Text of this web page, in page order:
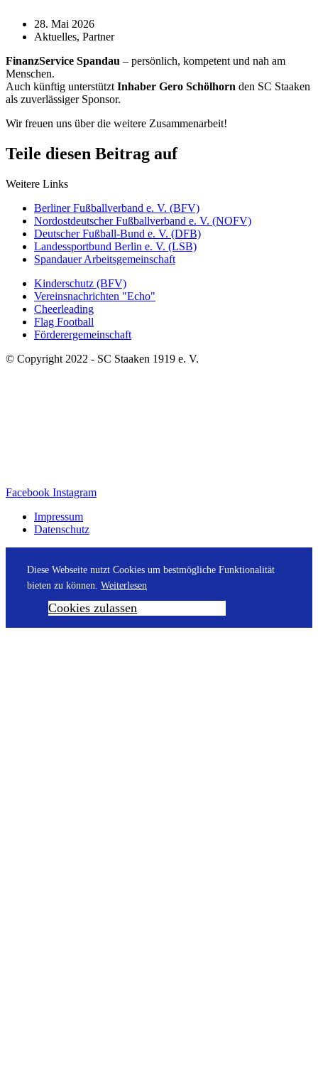
28. Mai 2026
Aktuelles, Partner
FinanzService Spandau – persönlich, kompetent und nah am
Menschen.
Auch künftig unterstützt Inhaber Gero Schölhorn den SC Staaken
als zuverlässiger Sponsor.
Wir freuen uns über die weitere Zusammenarbeit!
Teile diesen Beitrag auf
Weitere Links
Berliner Fußballverband e. V. (BFV)
Nordostdeutscher Fußballverband e. V. (NOFV)
Deutscher Fußball-Bund e. V. (DFB)
Landessportbund Berlin e. V. (LSB)
Spandauer Arbeitsgemeinschaft
Kinderschutz (BFV)
Vereinsnachrichten "Echo"
Cheerleading
Flag Football
Förderergemeinschaft
© Copyright 2022 - SC Staaken 1919 e. V.
Facebook Instagram
Impressum
Datenschutz
Diese Webseite nutzt Cookies um bestmögliche Funktionalität
bieten zu können. Weiterlesen
Cookies zulassen